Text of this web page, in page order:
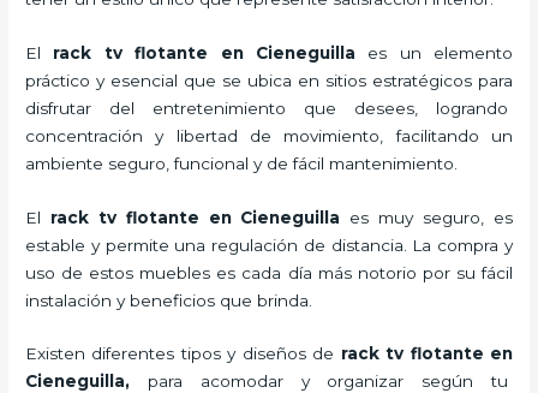
El rack tv flotante en Cieneguilla es un elemento
práctico y esencial que se ubica en sitios estratégicos para
disfrutar del entretenimiento que desees, logrando
concentración y libertad de movimiento, facilitando un
ambiente seguro, funcional y de fácil mantenimiento.
El rack tv flotante en Cieneguilla es muy seguro, es
estable y permite una regulación de distancia. La compra y
uso de estos muebles es cada día más notorio por su fácil
instalación y beneficios que brinda.
Existen diferentes tipos y diseños de rack tv flotante en
Cieneguilla, para acomodar y organizar según tu